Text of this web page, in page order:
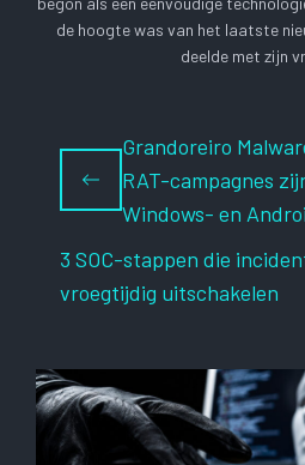
de hoogte was van het laatste
deelde met zijn
Grandoreiro
RAT-campagnes
Windows- en
3 SOC-stappen die
vroegtijdig uitschakelen